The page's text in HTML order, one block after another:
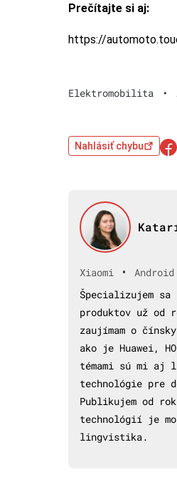
Prečítajte si aj:
https://
Elektromobilita •
Nahlásiť chybu
Xiaomi • Android
Špecializujem sa
produktov už od
zaujímam o
ako je Huawei,
témami sú mi aj
technológie pre
Publikujem od
technológií je
lingvistika.